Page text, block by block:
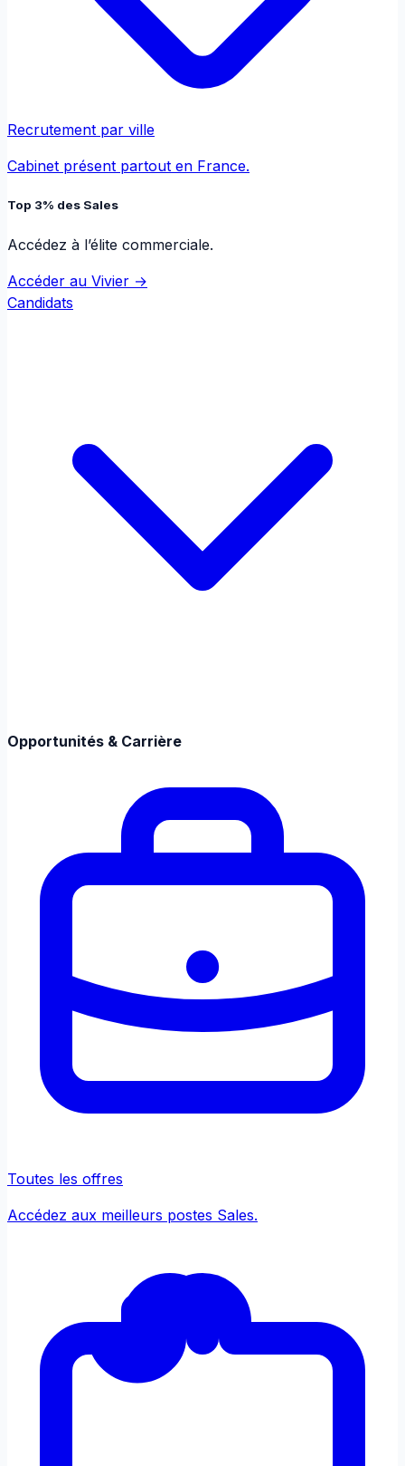
Recrutement par ville
Cabinet présent partout en France.
Top 3% des Sales
Accédez à l’élite commerciale.
Accéder au Vivier →
Candidats
Opportunités & Carrière
Toutes les offres
Accédez aux meilleurs postes Sales.